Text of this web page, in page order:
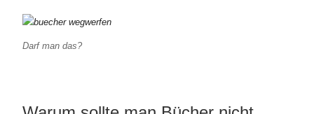
Darf man das?